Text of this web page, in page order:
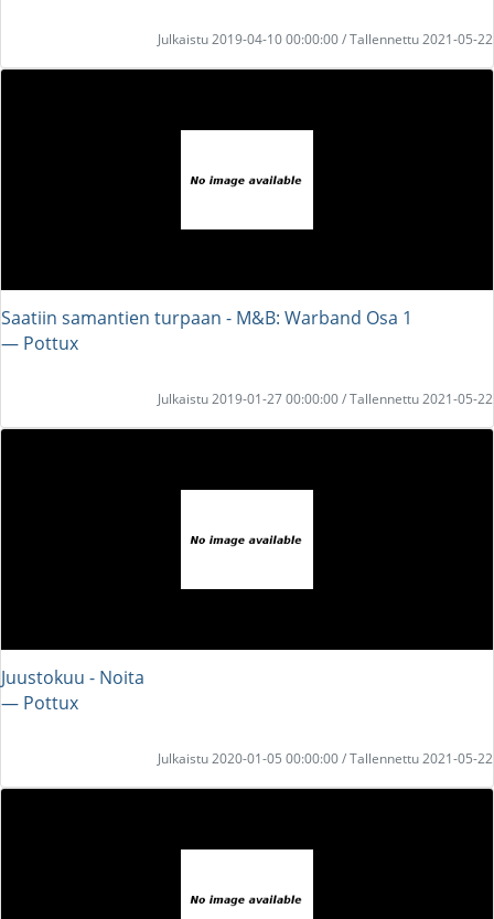
Julkaistu 2019-04-10 00:00:00 / Tallennettu 2021-05-22
Saatiin samantien turpaan - M&B: Warband Osa 1
― Pottux
Julkaistu 2019-01-27 00:00:00 / Tallennettu 2021-05-22
Juustokuu - Noita
― Pottux
Julkaistu 2020-01-05 00:00:00 / Tallennettu 2021-05-22